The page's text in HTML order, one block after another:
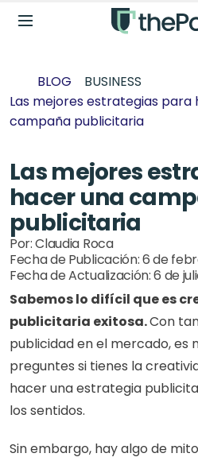
BLOG
BUSINESS
Las mejores estrategias para
campaña publicitaria
Las mejores
hacer una
publicitaria
Por: Claudia Roca
Fecha de Publicación: 6 de
Fecha de Actualización: 6 de
Sabemos lo difícil que es
publicitaria exitosa. Con
publicidad en el mercado, es
preguntes si tienes la
hacer una estrategia
los sentidos.
Sin embargo, hay algo de